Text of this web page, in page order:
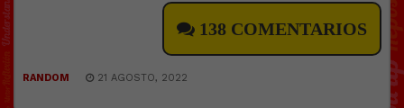
138 COMENTARIOS
RANDOM 21 AGOSTO, 2022